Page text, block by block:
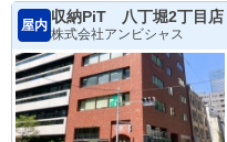
屋内
収納PiT 八丁堀2丁目店
株式会社アンビシャス